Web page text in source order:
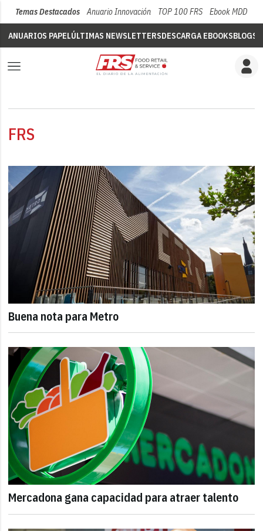
Temas Destacados Anuario Innovación TOP 100 FRS Ebook MDD
ANUARIOS PAPELÚLTIMAS NEWSLETTERSDESCARGA EBOOKSBLOGS
FRS
Buena nota para Metro
Mercadona gana capacidad para atraer talento